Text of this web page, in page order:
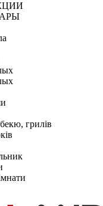
грилів